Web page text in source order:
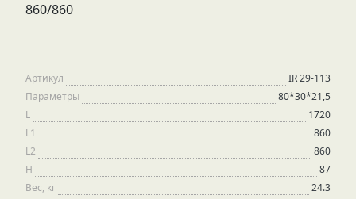
860/860
Артикул
IR 29-113
Параметры
80*30*21,5
L
1720
L1
860
L2
860
H
87
Вес, кг
24.3